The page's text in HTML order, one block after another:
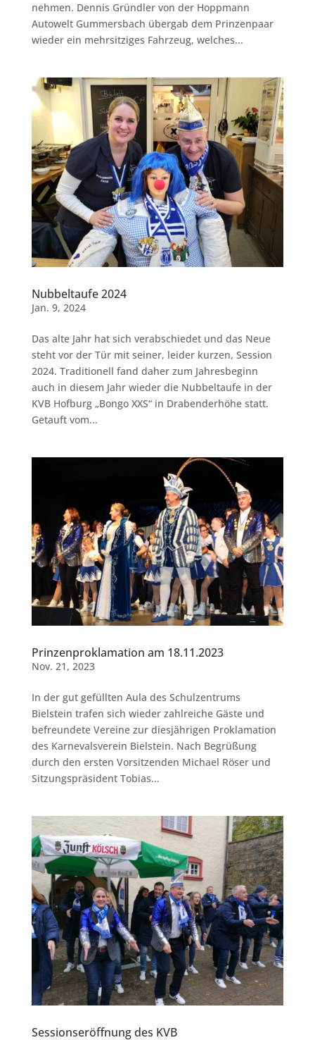
nehmen. Dennis Gründler von der Hoppmann
Autowelt Gummersbach übergab dem Prinzenpaar
wieder ein mehrsitziges Fahrzeug, welches...
Nubbeltaufe 2024
Jan. 9, 2024
Das alte Jahr hat sich verabschiedet und das Neue
steht vor der Tür mit seiner, leider kurzen, Session
2024. Traditionell fand daher zum Jahresbeginn
auch in diesem Jahr wieder die Nubbeltaufe in der
KVB Hofburg „Bongo XXS“ in Drabenderhöhe statt.
Getauft vom...
Prinzenproklamation am 18.11.2023
Nov. 21, 2023
In der gut gefüllten Aula des Schulzentrums
Bielstein trafen sich wieder zahlreiche Gäste und
befreundete Vereine zur diesjährigen Proklamation
des Karnevalsverein Bielstein. Nach Begrüßung
durch den ersten Vorsitzenden Michael Röser und
Sitzungspräsident Tobias...
Sessionseröffnung des KVB